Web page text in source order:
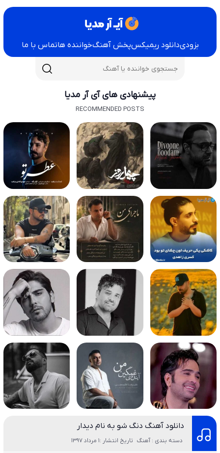
بزودیدانلود ریمیکسپخش آهنگخواننده هاتماس با ما
پیشنهادی های آی آر مدیا
RECOMMENDED POSTS
دانلود آهنگ دنگ شو به نام دیدار
دسته بندی : آهنگ تاریخ انتشار :1 مرداد 1397